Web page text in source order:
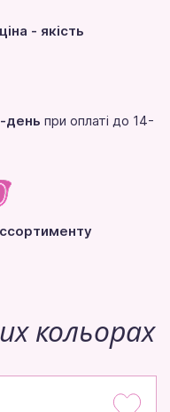
ціна - якість
день при оплаті до 14-
кольорах